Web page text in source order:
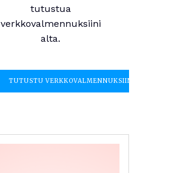
tutustua
verkkovalmennuksiini
alta.
TUTUSTU VERKKOVALMENNUKSIIN